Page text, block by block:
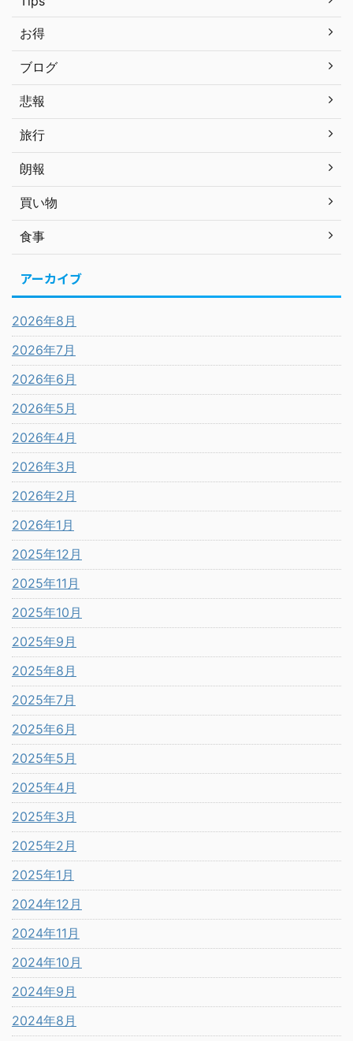
お得
ブログ
悲報
旅行
朗報
買い物
食事
アーカイブ
2026年8月
2026年7月
2026年6月
2026年5月
2026年4月
2026年3月
2026年2月
2026年1月
2025年12月
2025年11月
2025年10月
2025年9月
2025年8月
2025年7月
2025年6月
2025年5月
2025年4月
2025年3月
2025年2月
2025年1月
2024年12月
2024年11月
2024年10月
2024年9月
2024年8月